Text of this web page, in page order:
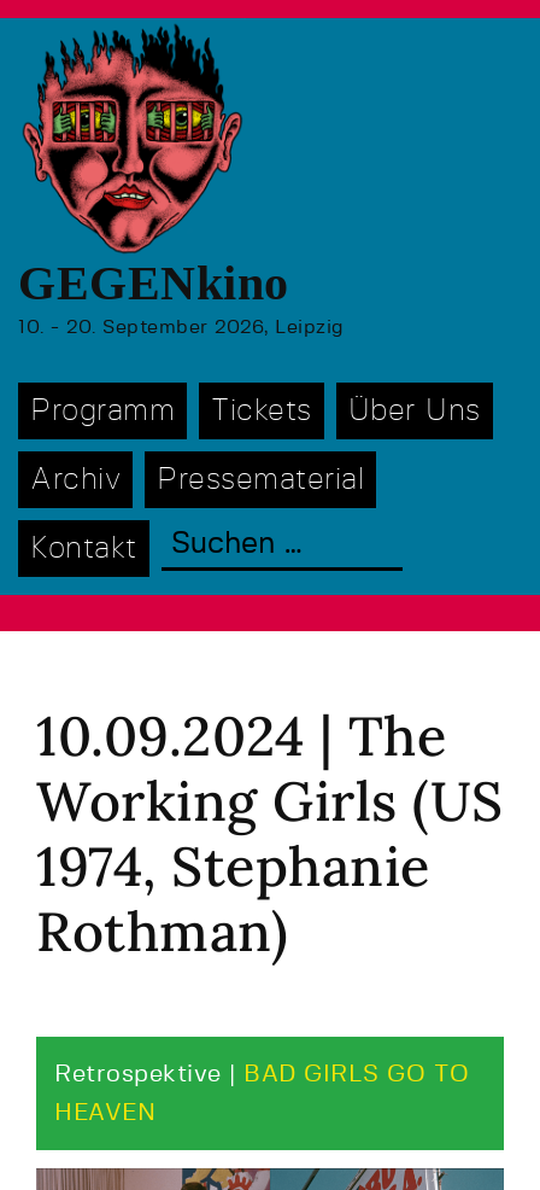
GEGENkino
10. - 20. September 2026, Leipzig
Programm Tickets Über Uns
Archiv Pressematerial
Kontakt
10.09.2024 | The
Working Girls (US
1974, Stephanie
Rothman)
Retrospektive |
BAD GIRLS GO TO
HEAVEN